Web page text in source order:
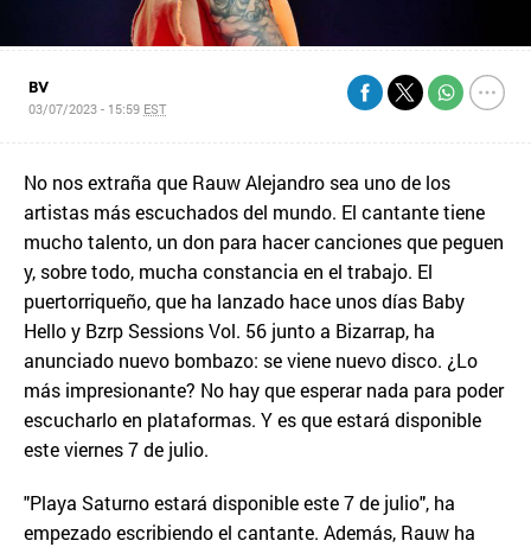
BV
03/07/2023 - 15:59 EST
No nos extraña que Rauw Alejandro sea uno de los
artistas más escuchados del mundo. El cantante tiene
mucho talento, un don para hacer canciones que peguen
y, sobre todo, mucha constancia en el trabajo. El
puertorriqueño, que ha lanzado hace unos días Baby
Hello y Bzrp Sessions Vol. 56 junto a Bizarrap, ha
anunciado nuevo bombazo: se viene nuevo disco. ¿Lo
más impresionante? No hay que esperar nada para poder
escucharlo en plataformas. Y es que estará disponible
este viernes 7 de julio.
"Playa Saturno estará disponible este 7 de julio", ha
empezado escribiendo el cantante. Además, Rauw ha